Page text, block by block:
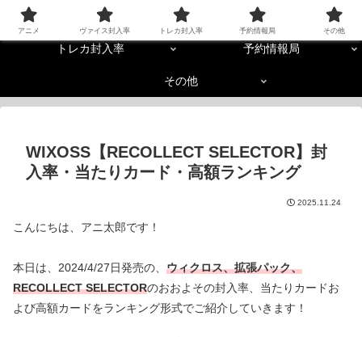
アニメ ヴァイス封入率
トレカ封入率 予約情報局
その他
WIXOSS【RECOLLECT SELECTOR】封
入率・当たりカード・高額ランキング
2025.11.24
こんにちは、アニ太郎です！
本日は、2024/4/27日発売の、 ウィクロス、拡張パック、
RECOLLECT SELECTORのおおよその封入率、当たりカードお
よび高額カードをランキング形式でご紹介していきます！
アニメ ヴァイス封入率 トレカ封入率 予約情報局 その他